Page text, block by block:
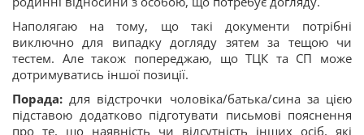
Наполягаю на тому, що такі документи потрібні
виключно для випадку догляду зятем за тещою чи
тестем. Але також попереджаю, що ТЦК та СП може
дотримуватись іншої позиції.
Порада: для відстрочки чоловіка/батька/сина за цією
підставою додатково підготувати письмові пояснення
про те, що наявність чи відсутність інших осіб, які